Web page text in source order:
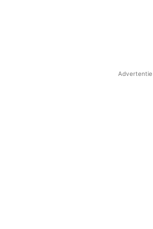
Advertentie